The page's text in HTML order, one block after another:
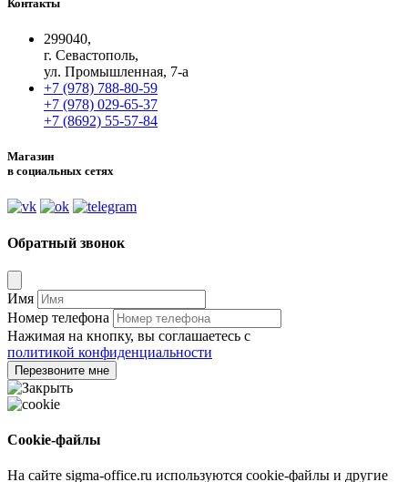
Контакты
299040,
г. Севастополь,
ул. Промышленная, 7-а
+7 (978) 788-80-59
+7 (978) 029-65-37
+7 (8692) 55-57-84
Магазин
в социальных сетях
Обратный звонок
Имя
Номер телефона
Нажимая на кнопку, вы соглашаетесь с
политикой конфиденциальности
Перезвоните мне
Cookie-файлы
На сайте sigma-office.ru используются cookie-файлы и другие